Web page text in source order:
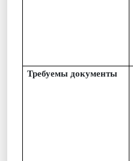
Требуемы документы